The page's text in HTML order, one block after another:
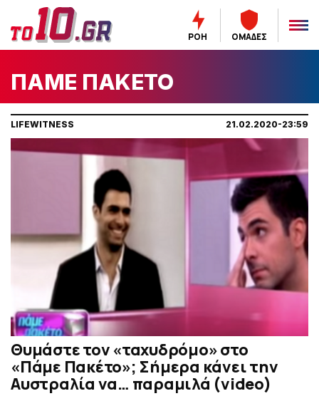
ΡΟΗ ΟΜΑΔΕΣ
ΠΑΜΕ ΠΑΚΕΤΟ
LIFEWITNESS 21.02.2020-23:59
Θυμάστε τον «ταχυδρόμο» στο
«Πάμε Πακέτο»; Σήμερα κάνει την
Αυστραλία να… παραμιλά (video)